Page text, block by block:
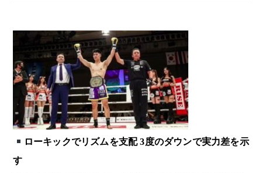
ローキックでリズムを支配 3度のダウンで実力差を示
す